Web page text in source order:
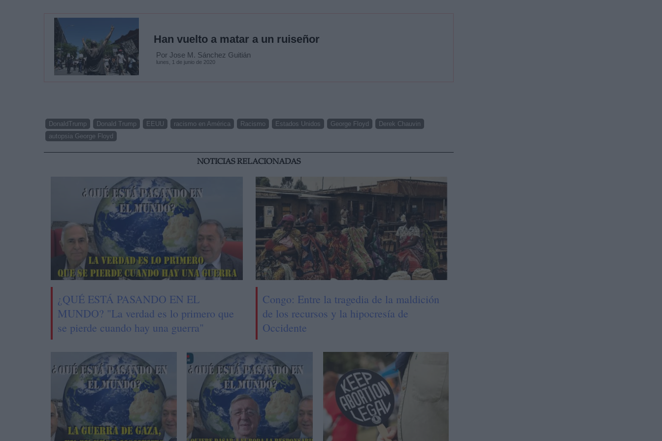
Han vuelto a matar a un ruiseñor
Por Jose M. Sánchez Guitián
lunes, 1 de junio de 2020
DonaldTrump Donald Trump EEUU racismo en América Racismo Estados Unidos George Floyd
Derek Chauvin
autopsia George Floyd
NOTICIAS RELACIONADAS
¿QUÉ ESTÁ PASANDO EN EL
MUNDO? "La verdad es lo primero que
se pierde cuando hay una guerra"
Congo: Entre la tragedia de la maldición
de los recursos y la hipocresía de
Occidente